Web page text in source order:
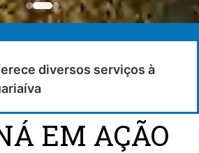
diversos serviços à
EM AÇÃO